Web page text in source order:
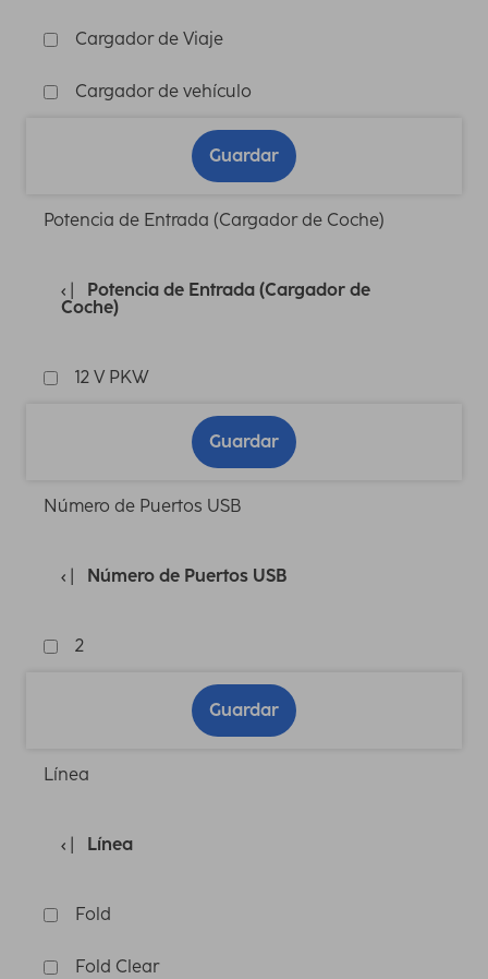
Cargador de Viaje
Cargador de vehículo
Guardar
Potencia de Entrada (Cargador de Coche)
Potencia de Entrada (Cargador de
Coche)
12 V PKW
Guardar
Número de Puertos USB
Número de Puertos USB
2
Guardar
Línea
Línea
Fold
Fold Clear